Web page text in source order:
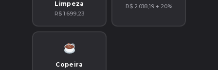
Limpeza
R$ 1.699,23
R$ 2.018,19 + 20%
Copeira